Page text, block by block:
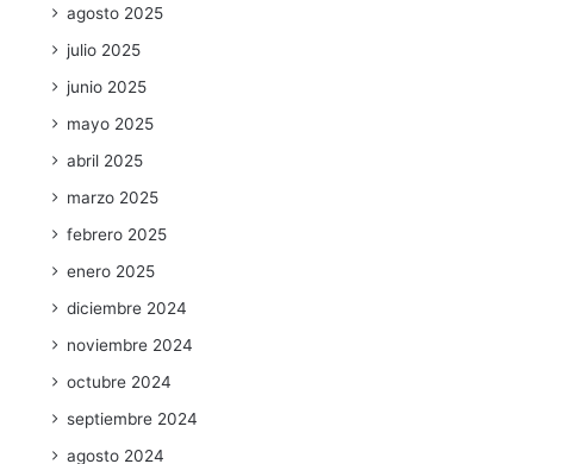
agosto 2025
julio 2025
junio 2025
mayo 2025
abril 2025
marzo 2025
febrero 2025
enero 2025
diciembre 2024
noviembre 2024
octubre 2024
septiembre 2024
agosto 2024